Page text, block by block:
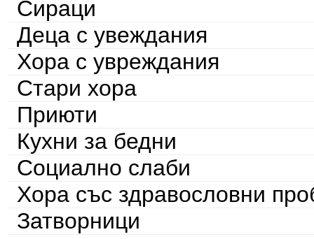
Сираци
Деца с увеждания
Хора с увреждания
Стари хора
Приюти
Кухни за бедни
Социално слаби
Хора със здравословни
Затворници